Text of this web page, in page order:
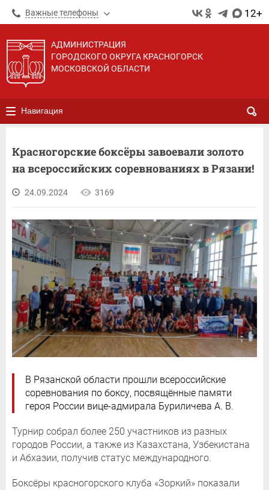
Важные телефоны 12+
АДМИНИСТРАЦИЯ
ГОРОДСКОГО ОКРУГА КРАСНОГОРСК
МОСКОВСКОЙ ОБЛАСТИ
Навигация
Красногорские боксёры завоевали золото
на всероссийских соревнованиях в Рязани!
24.09.2024 3169
В Рязанской области прошли всероссийские
соревнования по боксу, посвящённые памяти
героя России вице-адмирала Буриличева А. В.
Турнир собрал более 250 участников из разных
городов России, а также из Казахстана, Узбекистана
и Абхазии, получив статус международного.
Боксёры красногорского клуба «Зоркий» показали